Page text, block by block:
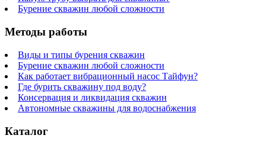
Бурение скважин любой сложности
Методы работы
Виды и типы бурения скважин
Бурение скважин любой сложности
Как работает вибрационный насос Тайфун?
Где бурить скважину под воду?
Консервация и ликвидация скважин
Автономные скважины для водоснабжения
Каталог